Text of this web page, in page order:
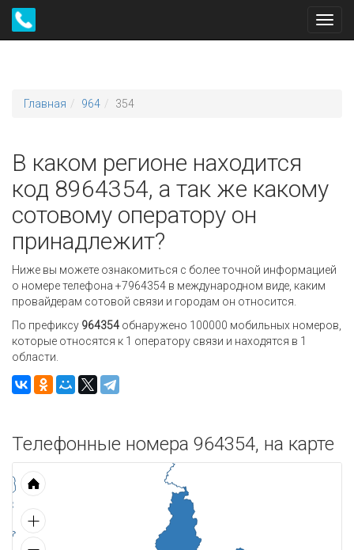
Главная 964 354
В каком регионе находится
код 8964354, а так же какому
сотовому оператору он
принадлежит?
Ниже вы можете ознакомиться с более точной информацией
о номере телефона +7964354 в международном виде, каким
провайдерам сотовой связи и городам он относится.
По префиксу 964354 обнаружено 100000 мобильных номеров,
которые относятся к 1 оператору связи и находятся в 1
области.
Телефонные номера 964354, на карте